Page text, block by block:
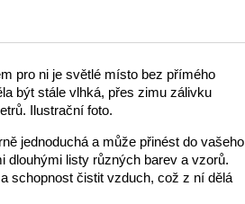
pro ni je světlé místo bez přímého
být stále vlhká, přes zimu zálivku
Ilustrační foto.
jednoduchá a může přinést do vašeho
dlouhými listy různých barev a vzorů.
schopnost čistit vzduch, což z ní dělá